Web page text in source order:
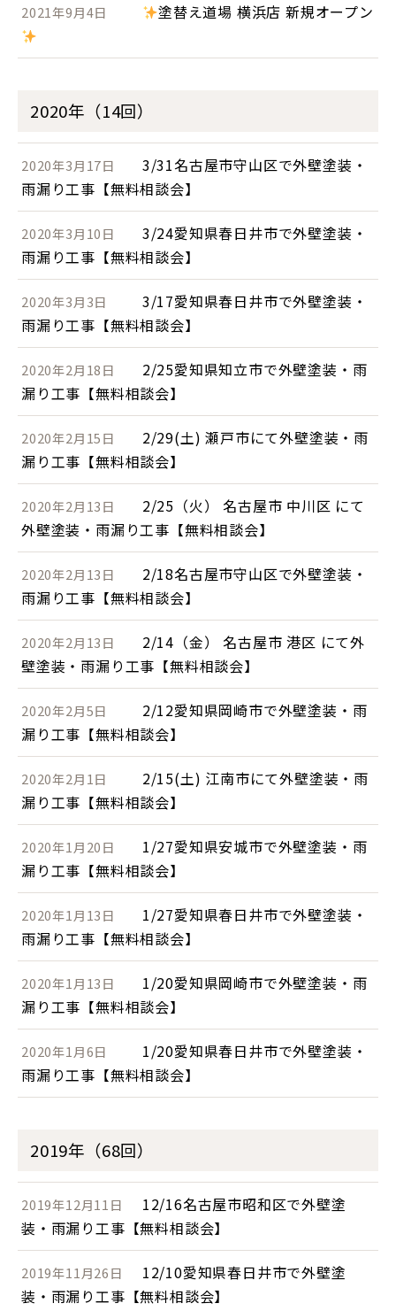
2021年9月4日 塗替え道場 横浜店 新規オープン
2020年（14回）
2020年3月17日
3/31名古屋市守山区で外壁塗装・
雨漏り工事【無料相談会】
2020年3月10日
3/24愛知県春日井市で外壁塗装・
雨漏り工事【無料相談会】
2020年3月3日
3/17愛知県春日井市で外壁塗装・
雨漏り工事【無料相談会】
2020年2月18日
2/25愛知県知立市で外壁塗装・雨
漏り工事【無料相談会】
2020年2月15日
2/29(土) 瀬戸市にて外壁塗装・雨
漏り工事【無料相談会】
2020年2月13日
2/25（火） 名古屋市 中川区 にて
外壁塗装・雨漏り工事【無料相談会】
2020年2月13日
2/18名古屋市守山区で外壁塗装・
雨漏り工事【無料相談会】
2020年2月13日
2/14（金） 名古屋市 港区 にて外
壁塗装・雨漏り工事【無料相談会】
2020年2月5日
2/12愛知県岡崎市で外壁塗装・雨
漏り工事【無料相談会】
2020年2月1日
2/15(土) 江南市にて外壁塗装・雨
漏り工事【無料相談会】
2020年1月20日
1/27愛知県安城市で外壁塗装・雨
漏り工事【無料相談会】
2020年1月13日
1/27愛知県春日井市で外壁塗装・
雨漏り工事【無料相談会】
2020年1月13日
1/20愛知県岡崎市で外壁塗装・雨
漏り工事【無料相談会】
2020年1月6日
1/20愛知県春日井市で外壁塗装・
雨漏り工事【無料相談会】
2019年（68回）
2019年12月11日
12/16名古屋市昭和区で外壁塗
装・雨漏り工事【無料相談会】
2019年11月26日
12/10愛知県春日井市で外壁塗
装・雨漏り工事【無料相談会】